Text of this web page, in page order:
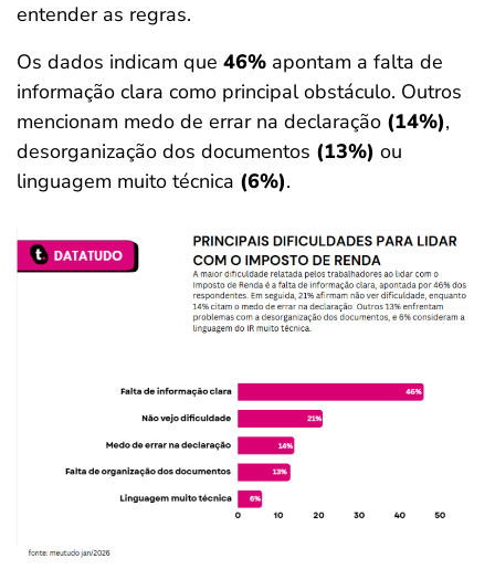
entender as regras.
Os dados indicam que 46% apontam a falta de
informação clara como principal obstáculo. Outros
mencionam medo de errar na declaração (14%),
desorganização dos documentos (13%) ou
linguagem muito técnica (6%).